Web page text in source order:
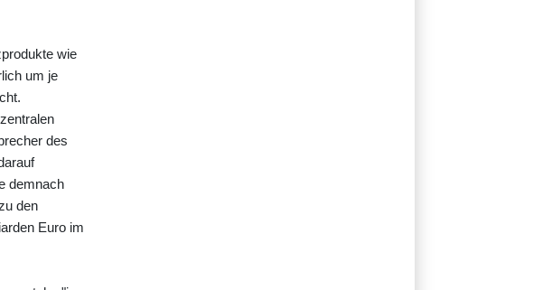
wie
um je
des
demnach
den
Euro im